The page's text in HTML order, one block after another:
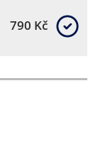
790 Kč